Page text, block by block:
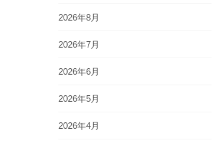
2026年8月
2026年7月
2026年6月
2026年5月
2026年4月